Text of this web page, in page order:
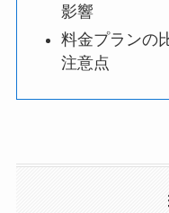
影響
料金プランの
注意点